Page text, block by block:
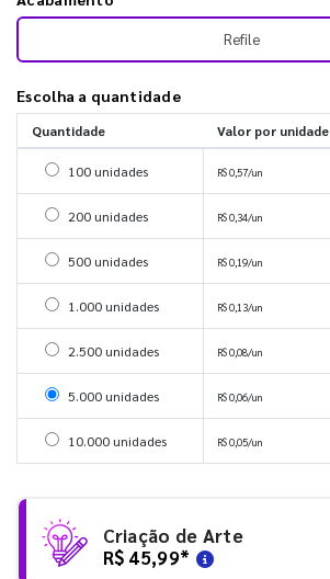
Refile
Escolha a quantidade
Quantidade Valor por unidade
Selecionar 100 unidades
100 unidades R$ 0,57/un
Selecionar 200 unidades
200 unidades R$ 0,34/un
Selecionar 500 unidades
500 unidades R$ 0,19/un
Selecionar 1000 unidades
1.000 unidades R$ 0,13/un
Selecionar 2500 unidades
2.500 unidades R$ 0,08/un
Selecionar 5000 unidades
5.000 unidades R$ 0,06/un
Selecionar 10000 unidades
10.000 unidades R$ 0,05/un
Criação de Arte
R$ 45,99*